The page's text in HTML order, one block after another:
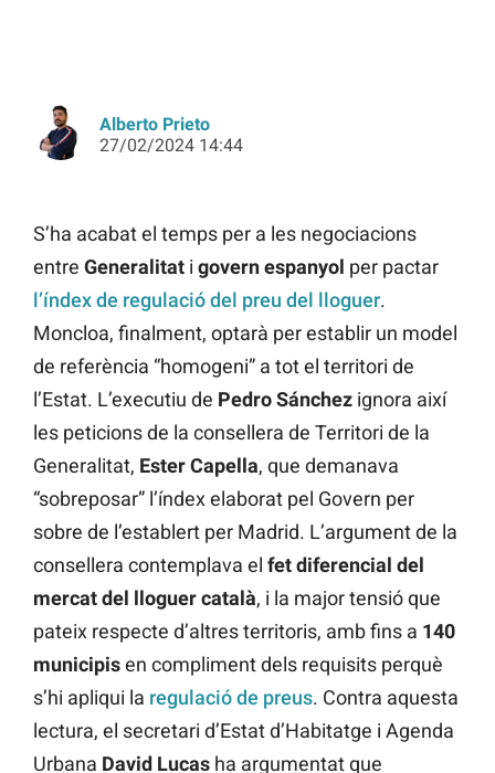
Alberto Prieto
27/02/2024 14:44
S’ha acabat el temps per a les negociacions
entre Generalitat i governespanyol per pactar
l’índex de regulació del preu del lloguer.
Moncloa, finalment, optarà per establir un model
de referència “homogeni” a tot el territori de
l’Estat. L’executiu de PedroSánchez ignora així
les peticions de la consellera de Territori de la
Generalitat, EsterCapella, que demanava
“sobreposar” l’índex elaborat pel Govern per
sobre de l’establert per Madrid. L’argument de la
consellera contemplava el fet diferencial del
mercat del lloguer català, i la major tensió que
pateix respecte d’altres territoris, amb fins a 140
municipisen compliment dels requisits perquè
s’hi apliqui la regulació de preus. Contra aquesta
lectura, el secretari d’Estat d’Habitatge i Agenda
Urbana David Lucas ha argumentat que